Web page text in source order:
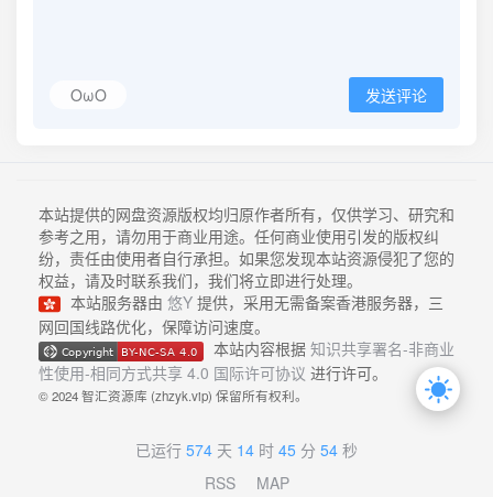
OωO 发送评论
本站提供的网盘资源版权均归原作者所有，仅供学习、研究和
参考之用，请勿用于商业用途。任何商业使用引发的版权纠
纷，责任由使用者自行承担。如果您发现本站资源侵犯了您的
权益，请及时联系我们，我们将立即进行处理。
本站服务器由 悠Y 提供，采用无需备案香港服务器，三
网回国线路优化，保障访问速度。
本站内容根据 知识共享署名-非商业
性使用-相同方式共享 4.0 国际许可协议 进行许可。
© 2024 智汇资源库 (zhzyk.vip) 保留所有权利。
已运行 574 天 14 时 45 分 55 秒
RSS
MAP